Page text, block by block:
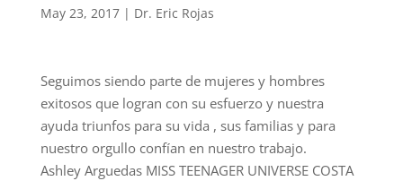
May 23, 2017| Dr. Eric Rojas
Seguimos siendo parte de mujeres y hombres
exitosos que logran con su esfuerzo y nuestra
ayuda triunfos para su vida , sus familias y para
nuestro orgullo confían en nuestro trabajo.
Ashley Arguedas MISS TEENAGER UNIVERSE COSTA